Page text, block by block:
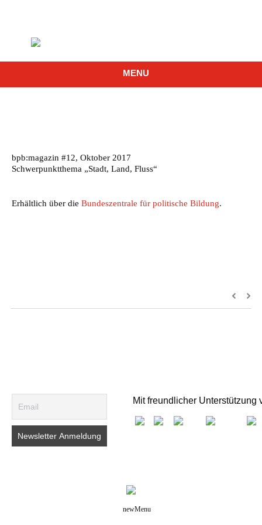
MENU
bpb:magazin #12, Oktober 2017
Schwerpunktthema „Stadt, Land, Fluss“
Erhältlich über die Bundeszentrale für politische Bildung.
Mit freundlicher Unterstützung
newMenu